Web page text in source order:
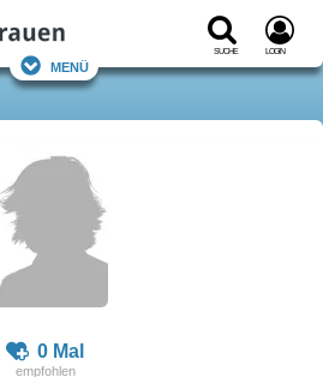
Suche Login
Menü
0 Mal